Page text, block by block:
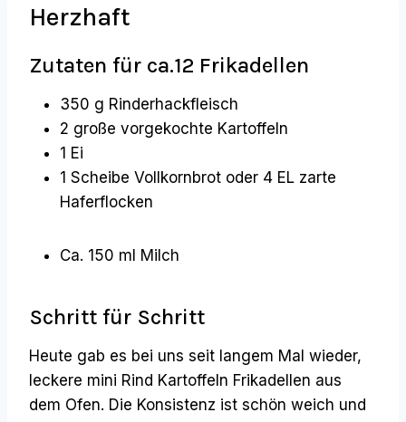
Herzhaft
Zutaten für ca.12 Frikadellen
350 g Rinderhackfleisch
2 große vorgekochte Kartoffeln
1 Ei
1 Scheibe Vollkornbrot oder 4 EL zarte
Haferflocken
Ca. 150 ml Milch
Schritt für Schritt
Heute gab es bei uns seit langem Mal wieder,
leckere mini Rind Kartoffeln Frikadellen aus
dem Ofen. Die Konsistenz ist schön weich und